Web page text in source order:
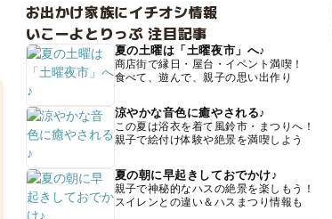
お出かけ家族にイチオシ情報
いこーよとりっぷ 注目記事
夏の土曜は「土曜夜市」へ♪
商店街で縁日・屋台・イベント満喫！
食べて、遊んで、親子の思い出作り
涼やかな音色に癒やされる♪
この夏は浴衣を着て風鈴市・まつりへ！
親子で絵付け体験や絶景を満喫しよう
夏の朝に早起きしておでかけ♪
親子で神秘的なハスの絶景を楽しもう！
スイレンとの違い＆ハスまつり情報も